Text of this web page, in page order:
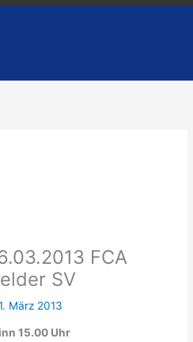
FCA
SV
März 2013
15.00 Uhr